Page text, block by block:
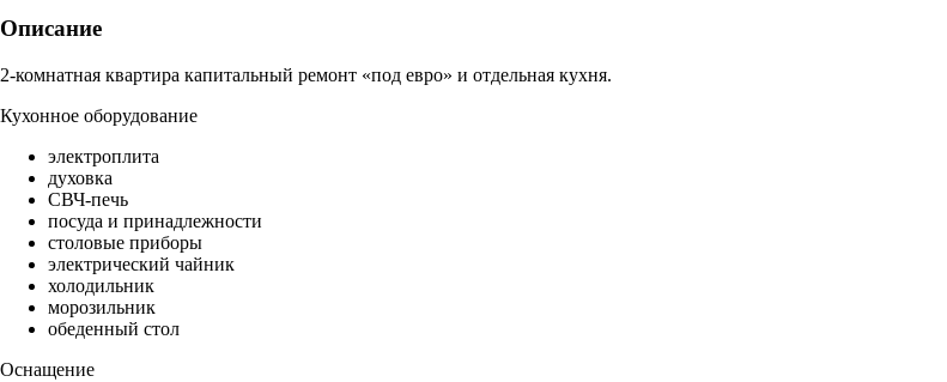
Описание
2-комнатная квартира капитальный ремонт «под евро» и отдельная кухня.
Кухонное оборудование
электроплита
духовка
СВЧ-печь
посуда и принадлежности
столовые приборы
электрический чайник
холодильник
морозильник
обеденный стол
Оснащение